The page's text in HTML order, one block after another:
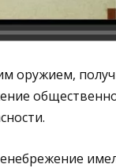
оружием,